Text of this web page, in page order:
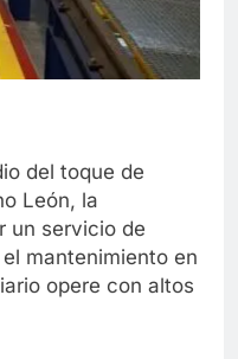
del toque de
León, la
un servicio de
mantenimiento en
opere con altos